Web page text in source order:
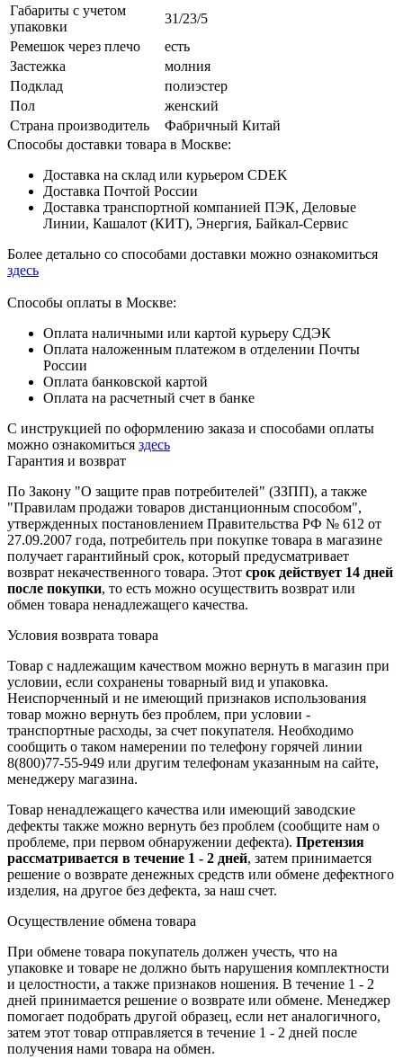
Габариты с учетом
упаковки
31/23/5
Ремешок через плечо
есть
Застежка
молния
Подклад
полиэстер
Пол
женский
Страна производитель
Фабричный Китай
Способы доставки товара в Москве:
Доставка на склад или курьером CDEK
Доставка Почтой России
Доставка транспортной компанией ПЭК, Деловые
Линии, Кашалот (КИТ), Энергия, Байкал-Сервис
Более детально со способами доставки можно ознакомиться
здесь
Способы оплаты в Москве:
Оплата наличными или картой курьеру СДЭК
Оплата наложенным платежом в отделении Почты
России
Оплата банковской картой
Оплата на расчетный счет в банке
С инструкцией по оформлению заказа и способами оплаты
можно ознакомиться здесь
Гарантия и возврат
По Закону "О защите прав потребителей" (ЗЗПП), а также
"Правилам продажи товаров дистанционным способом",
утвержденных постановлением Правительства РФ № 612 от
27.09.2007 года, потребитель при покупке товара в магазине
получает гарантийный срок, который предусматривает
возврат некачественного товара. Этот срок действует 14 дней
после покупки, то есть можно осуществить возврат или
обмен товара ненадлежащего качества.
Условия возврата товара
Товар с надлежащим качеством можно вернуть в магазин при
условии, если сохранены товарный вид и упаковка.
Неиспорченный и не имеющий признаков использования
товар можно вернуть без проблем, при условии -
транспортные расходы, за счет покупателя. Необходимо
сообщить о таком намерении по телефону горячей линии
8(800)77-55-949 или другим телефонам указанным на сайте,
менеджеру магазина.
Товар ненадлежащего качества или имеющий заводские
дефекты также можно вернуть без проблем (сообщите нам о
проблеме, при первом обнаружении дефекта). Претензия
рассматривается в течение 1 - 2 дней, затем принимается
решение о возврате денежных средств или обмене дефектного
изделия, на другое без дефекта, за наш счет.
Осуществление обмена товара
При обмене товара покупатель должен учесть, что на
упаковке и товаре не должно быть нарушения комплектности
и целостности, а также признаков ношения. В течение 1 - 2
дней принимается решение о возврате или обмене. Менеджер
помогает подобрать другой образец, если нет аналогичного,
затем этот товар отправляется в течение 1 - 2 дней после
получения нами товара на обмен.